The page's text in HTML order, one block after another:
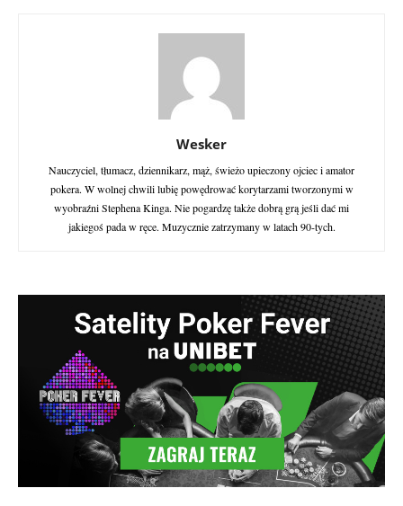
Wesker
Nauczyciel, tłumacz, dziennikarz, mąż, świeżo upieczony ojciec i amator
pokera. W wolnej chwili lubię powędrować korytarzami tworzonymi w
wyobraźni Stephena Kinga. Nie pogardzę także dobrą grą jeśli dać mi
jakiegoś pada w ręce. Muzycznie zatrzymany w latach 90-tych.